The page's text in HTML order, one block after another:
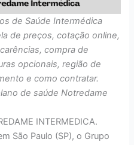
de Saúde Intermédica
de preços, cotação online,
compra de
opcionais, região de
e como contratar.
de saúde Notredame
INTERMEDICA.
São Paulo (SP), o Grupo